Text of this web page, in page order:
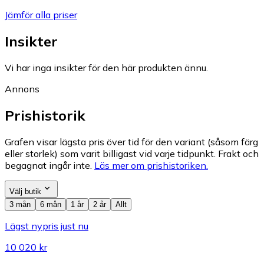
Jämför alla priser
Insikter
Vi har inga insikter för den här produkten ännu.
Annons
Prishistorik
Grafen visar lägsta pris över tid för den variant (såsom färg
eller storlek) som varit billigast vid varje tidpunkt. Frakt och
begagnat ingår inte. Läs mer om prishistoriken.
Välj butik
3 mån
6 mån 1 år 2 år Allt
Lägst nypris just nu
10 020 kr